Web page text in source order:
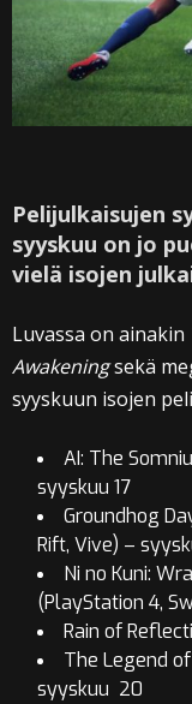
Pelijulkaisujen
syyskuu on jo
vielä isojen
Luvassa on ainakin
Awakeningsekä
syyskuun isojen
AI: The
syyskuu 17
Groundhog
Rift, Vive) –
Ni no Kuni:
(PlayStation 4,
Rain of
The Legend
syyskuu 20